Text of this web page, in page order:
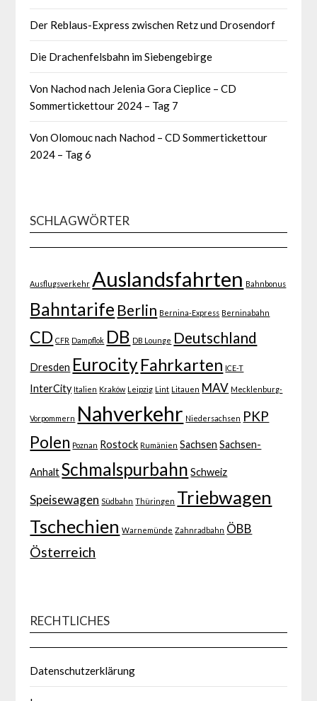
Der Reblaus-Express zwischen Retz und Drosendorf
Die Drachenfelsbahn im Siebengebirge
Von Nachod nach Jelenia Gora Cieplice – CD
Sommertickettour 2024 – Tag 7
Von Olomouc nach Nachod – CD Sommertickettour
2024 – Tag 6
SCHLAGWÖRTER
Ausflugsverkehr Auslandsfahrten Bahnbonus
Bahntarife Berlin Bernina-Express Berninabahn
CD CFR Dampflok DB DB Lounge Deutschland
Dresden EurocityFahrkarten ICE-T
InterCity Italien Kraków Leipzig Lint Litauen MAV Mecklenburg-
Vorpommern Nahverkehr Niedersachsen PKP
Polen Poznan Rostock Rumänien Sachsen Sachsen-
Anhalt Schmalspurbahn Schweiz
Speisewagen Südbahn Thüringen Triebwagen
Tschechien Warnemünde Zahnradbahn ÖBB
Österreich
RECHTLICHES
Datenschutzerklärung